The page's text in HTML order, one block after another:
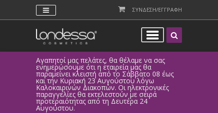
ΣΥΝΔΕΣΗ/ΕΓΓΡΑΦΗ
Αγαπητοί μας πελάτες, θα θέλαμε να σας
ενημερώσουμε ότι η εταιρεία μας θα
παραμείνει κλειστή από το Σάββατο 08 έως
και την Κυριακή 23 Αυγούστου λόγω
Καλοκαιρινών Διακοπών. Οι ηλεκτρονικές
παραγγελίες θα εκτελεστούν με σειρά
προτεραιότητας από τη Δευτέρα 24
Αυγούστου.
Προϊόντα >
Είδη Κομμωτηρίου
>
Αξεσουάρ Κομμωτηρίου
>
Αξεσουάρ Μαλλιών
> Κλάμερ Μαλλιών